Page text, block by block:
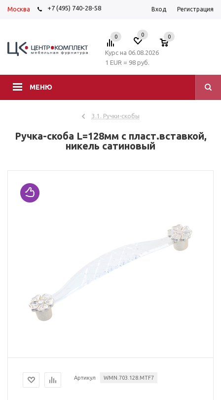
Москва +7 (495) 740-28-58 Вход Регистрация
МЕНЮ
0 0 0
Курс на 06.08.2026
1 EUR = 98 руб.
3.1. Ручки-скобы
Ручка-скоба L=128мм с пласт.вставкой,
никель сатиновый
Артикул WMN.703.128.MTF7